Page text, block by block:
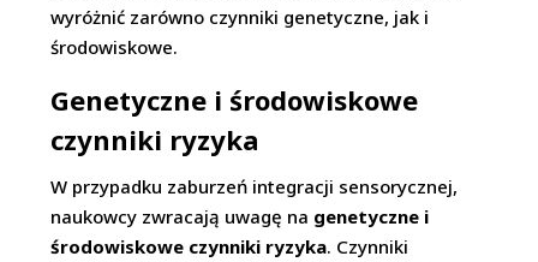
wyróżnić zarówno czynniki genetyczne, jak i
środowiskowe.
Genetyczne i środowiskowe
czynniki ryzyka
W przypadku zaburzeń integracji sensorycznej,
naukowcy zwracają uwagę na genetyczne i
środowiskowe czynniki ryzyka. Czynniki